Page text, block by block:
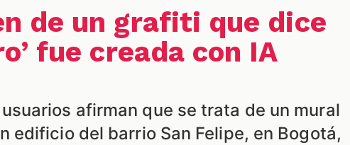
de un grafiti que dice
fue creada con IA
afirman que se trata de un mural
edificio del barrio San Felipe, en Bogotá,